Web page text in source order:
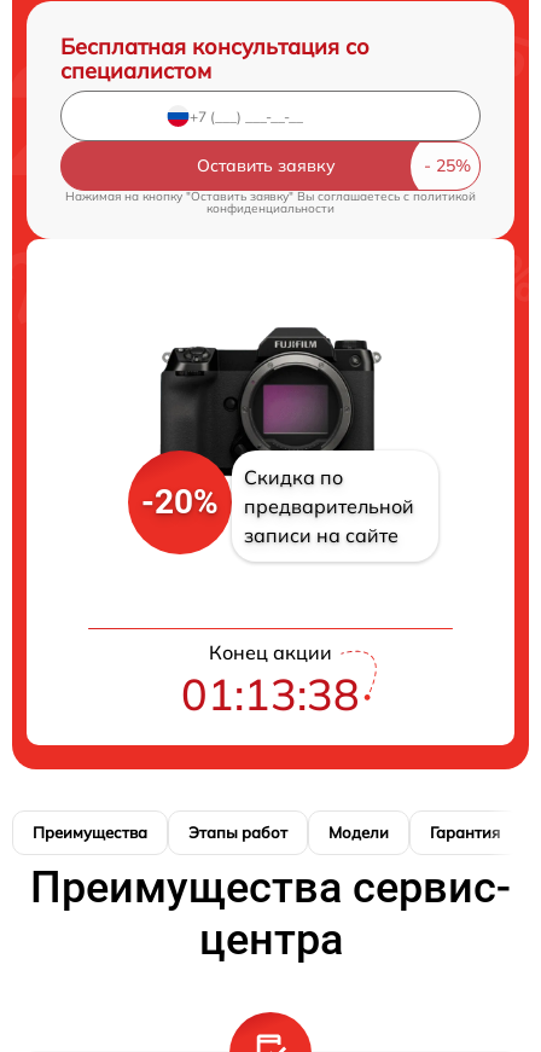
Бесплатная консультация со
специалистом
Оставить заявку
Нажимая на кнопку "Оставить заявку" Вы соглашаетесь c политикой
конфиденциальности
-20%
Скидка по
предварительной
записи на сайте
Конец акции
01:13:37
Преимущества Этапы работ Модели Гарантия
Преимущества сервис-
центра